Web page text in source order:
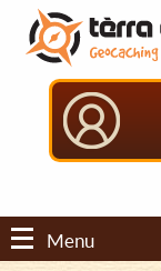
Pasar
contenido
principal
Pasar
menú
principal
Pasar
principal
Menu